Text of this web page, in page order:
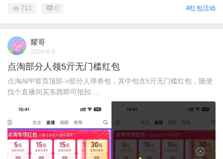
#红包活动
713 0
耀哥
2026-6-9
点淘部分人领5亓无门槛红包
点淘APP首页顶部->部分人弹券包，其中包含5亓无门槛红包，随便
找个直播间买东西即可抵扣 ...